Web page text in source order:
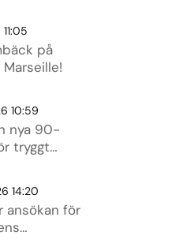
på
10:59
nya 90-
tryggt
14:20
ansökan för